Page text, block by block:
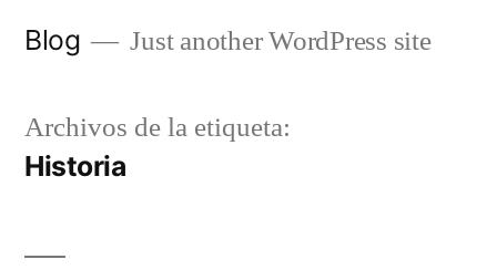
Blog Just another WordPress site
Archivos de la etiqueta:
Historia